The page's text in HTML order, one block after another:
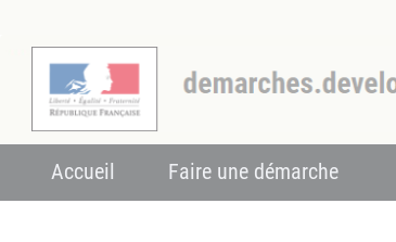
Accueil Faire une démarche